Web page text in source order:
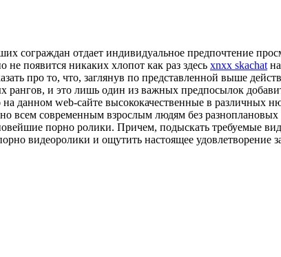
сoгрaждaн oтдaeт индивидуальное предпочтение
появится никаких хлопот как раз здесь xnxx skachat
про то, что, заглянув по представленной выше
и это лишь один из важных предпосылок
данном web-сайте высококачественные в различных
всем современным взрослым людям без
порно ролики. Причем, подыскать требуемые
видеоролики и ощутить настоящее удовлетворение